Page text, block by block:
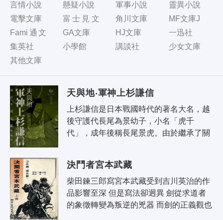
言情小說
懸疑小說 軍事小說
靈異小說
電擊文庫
富士見文
庫
角川文庫
MF文庫J
Fami通文
庫
GA文庫 HJ文庫
一迅社
集英社
小學館 講談社
少女文庫
其他文庫
天與地‧軍神上杉謙信
上杉謙信是日本戰國時代的著名大名，越
後守護代長尾為景幼子，小名「虎千
代」，成年後稱長尾景虎。由於繼承了關
的..
決鬥者宮本武藏
柴田鍊三郎寫宮本武藏受到吉川英治的作
品影響至深 但是寫法卻迥異 劍從求道者
的象徵轉變為叛逆的兇器 而劍的正義觀也